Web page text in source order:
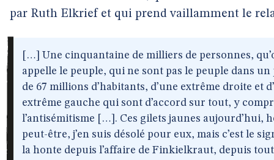
par Ruth Elkrief et qui prend vaillamment le
[…] Une cinquantaine de milliers de personnes,
appelle le peuple, qui ne sont pas le peuple dans un
de 67 millions d’habitants, d’une extrême droite et
extrême gauche qui sont d’accord sur tout, y
l’antisémitisme […]. Ces gilets jaunes aujourd’hui,
peut-être, j’en suis désolé pour eux, mais c’est le
la honte depuis l’affaire de Finkielkraut, depuis